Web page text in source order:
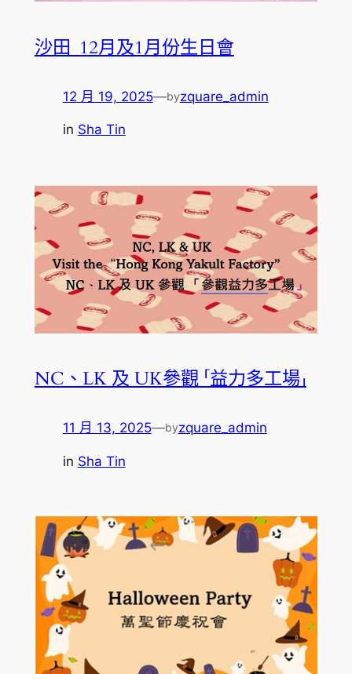
沙田_12月及1月份生日會
12 月 19, 2025—byzquare_admin
in Sha Tin
NC、LK 及 UK參觀 「益力多工場」
11 月 13, 2025—byzquare_admin
in Sha Tin